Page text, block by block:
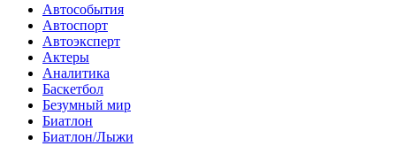
Автособытия
Автоспорт
Автоэксперт
Актеры
Аналитика
Баскетбол
Безумный мир
Биатлон
Биатлон/Лыжи